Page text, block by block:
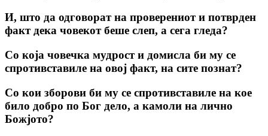
И, што да одговорат на проверениот и потврден
факт дека човекот беше слеп, а сега гледа?
Со која човечка мудрост и домисла би му се
спротивставиле на овој факт, на сите познат?
Со кои зборови би му се спротивставиле на кое
било добро по Бог дело, а камоли на лично
Божјото?